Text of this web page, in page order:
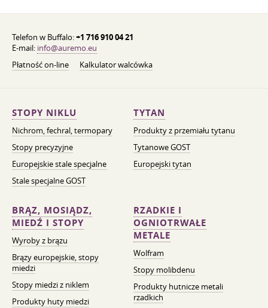
Telefon w Buffalo:+1 716 910 04 21
E-mail: info@auremo.eu
Płatność on-line
Kalkulator walcówka
STOPY NIKLU
Nichrom, fechral, termopary
Stopy precyzyjne
Europejskie stale specjalne
Stale specjalne GOST
TYTAN
Produkty z przemiału tytanu
Tytanowe GOST
Europejski tytan
BRĄZ, MOSIĄDZ,
MIEDŹ I STOPY
Wyroby z brązu
Brązy europejskie, stopy
miedzi
Stopy miedzi z niklem
Produkty huty miedzi
RZADKIE I
OGNIOTRWAŁE
METALE
Wolfram
Stopy molibdenu
Produkty hutnicze metali
rzadkich